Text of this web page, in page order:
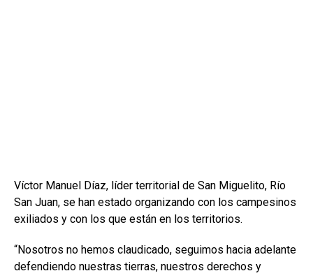
Víctor Manuel Díaz, líder territorial de San Miguelito, Río
San Juan, se han estado organizando con los campesinos
exiliados y con los que están en los territorios.
“Nosotros no hemos claudicado, seguimos hacia adelante
defendiendo nuestras tierras, nuestros derechos y